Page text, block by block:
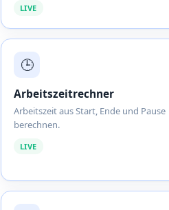
LIVE
🕒
Arbeitszeitrechner
Arbeitszeit aus Start, Ende und Pause
berechnen.
LIVE